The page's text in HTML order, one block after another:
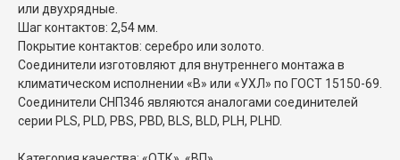
или двухрядные.
Шаг контактов: 2,54 мм.
Покрытие контактов: серебро или золото.
Соединители изготовляют для внутреннего монтажа в
климатическом исполнении «В» или «УХЛ» по ГОСТ 15150-69.
Соединители СНП346 являются аналогами соединителей
серии PLS, PLD, PBS, PBD, BLS, BLD, PLH, PLHD.